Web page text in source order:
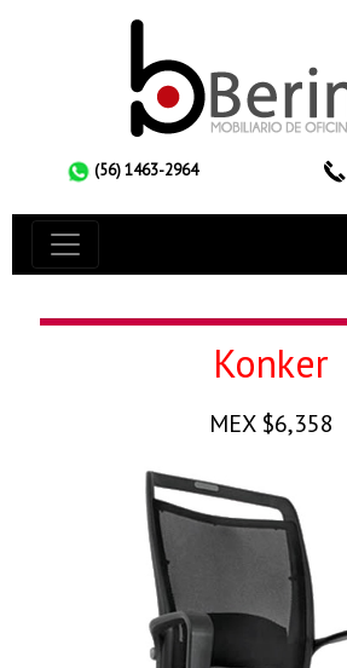
(56) 1463-2964
Konker
MEX $6,358